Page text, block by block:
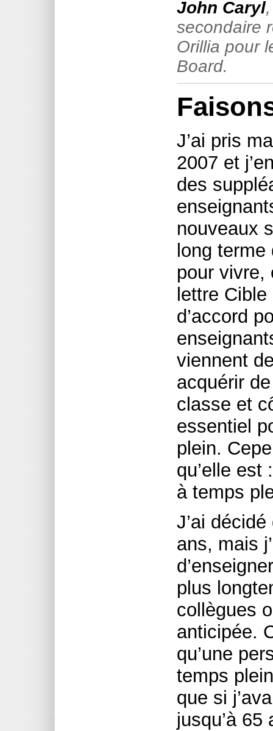
John Caryl
secondaire
Orillia pour
Board.
J’ai pris
2007 et
des
nouveaux
long
pour vivre,
lettre
d’accord
viennent
acquérir
classe et
essentiel
plein.
qu’elle
à temps
J’ai
ans, mais
plus
collègues
anticipée.
qu’une
temps
que si
jusqu’à 65